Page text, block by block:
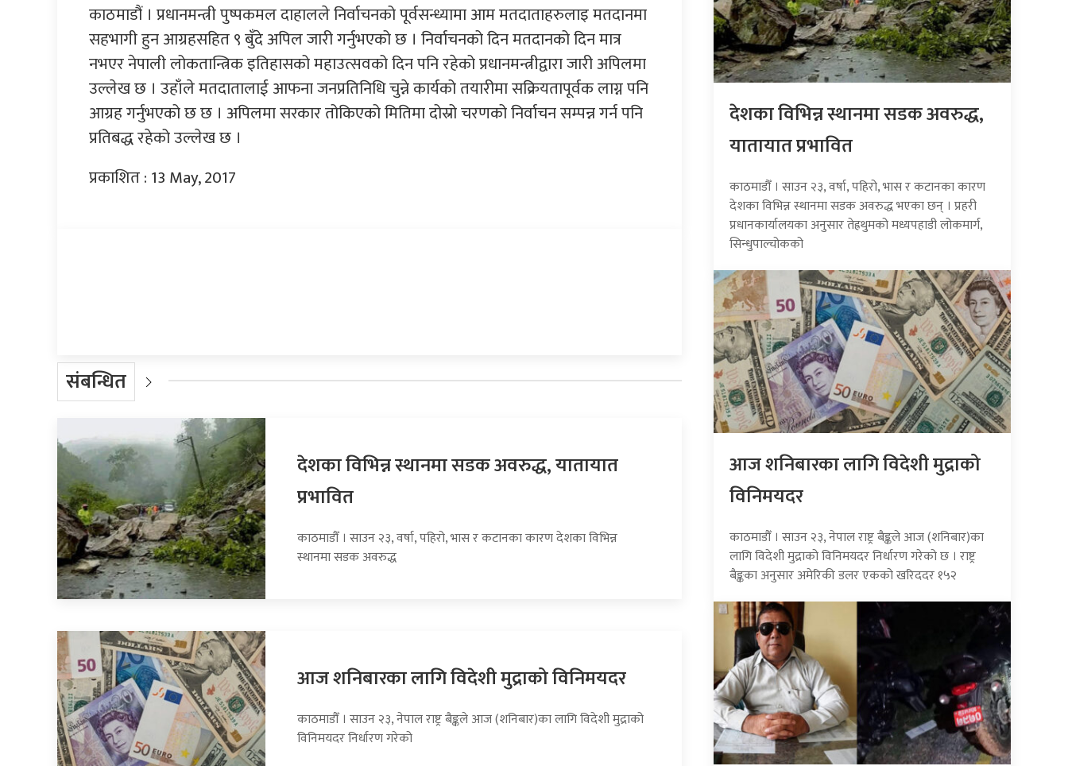
काठमाडौं । प्रधानमन्त्री पुष्पकमल दाहालले निर्वाचनको पूर्वसन्ध्यामा आम मतदाताहरुलाइ मतदानमा
सहभागी हुन आग्रहसहित ९ बुँदे अपिल जारी गर्नुभएको छ । निर्वाचनको दिन मतदानको दिन मात्र
नभएर नेपाली लोकतान्त्रिक इतिहासको महाउत्सवको दिन पनि रहेको प्रधानमन्त्रीद्वारा जारी अपिलमा
उल्लेख छ । उहाँले मतदातालाई आफना जनप्रतिनिधि चुन्ने कार्यको तयारीमा सक्रियतापूर्वक लाग्न पनि
आग्रह गर्नुभएको छ छ । अपिलमा सरकार तोकिएको मितिमा दोस्रो चरणको निर्वाचन सम्पन्न गर्न पनि
प्रतिबद्ध रहेको उल्लेख छ ।
प्रकाशित : 13 May, 2017
संबन्धित
देशका विभिन्न स्थानमा सडक अवरुद्ध, यातायात
प्रभावित
काठमाडौँ । साउन २३, वर्षा, पहिरो, भास र कटानका कारण देशका विभिन्न
स्थानमा सडक अवरुद्ध
आज शनिबारका लागि विदेशी मुद्राको विनिमयदर
काठमाडौँ । साउन २३, नेपाल राष्ट्र बैङ्कले आज (शनिबार)का लागि विदेशी मुद्राको
विनिमयदर निर्धारण गरेको
देशका विभिन्न स्थानमा सडक अवरुद्ध,
यातायात प्रभावित
काठमाडौँ । साउन २३, वर्षा, पहिरो, भास र कटानका कारण
देशका विभिन्न स्थानमा सडक अवरुद्ध भएका छन् । प्रहरी
प्रधानकार्यालयका अनुसार तेह्रथुमको मध्यपहाडी लोकमार्ग,
सिन्धुपाल्चोकको
आज शनिबारका लागि विदेशी मुद्राको
विनिमयदर
काठमाडौँ । साउन २३, नेपाल राष्ट्र बैङ्कले आज (शनिबार)का
लागि विदेशी मुद्राको विनिमयदर निर्धारण गरेको छ । राष्ट्र
बैङ्कका अनुसार अमेरिकी डलर एकको खरिददर १५२